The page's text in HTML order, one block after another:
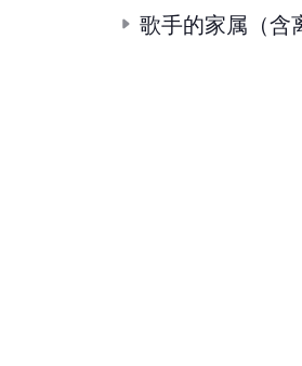
歌手的家属（含